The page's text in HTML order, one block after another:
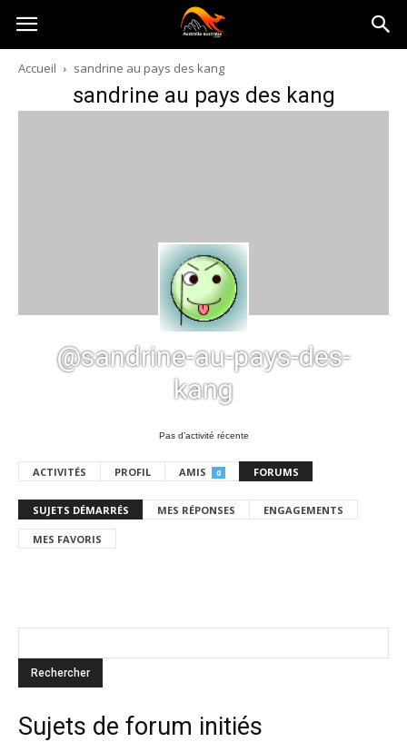
Australia-
australie.com
Accueil sandrine au pays des kang
sandrine au pays des kang
@sandrine-au-pays-des-
kang
Pas d’activité récente
ACTIVITÉS PROFIL AMIS 0 FORUMS
SUJETS DÉMARRÉS MES RÉPONSES ENGAGEMENTS
MES FAVORIS
Sujets de forum initiés